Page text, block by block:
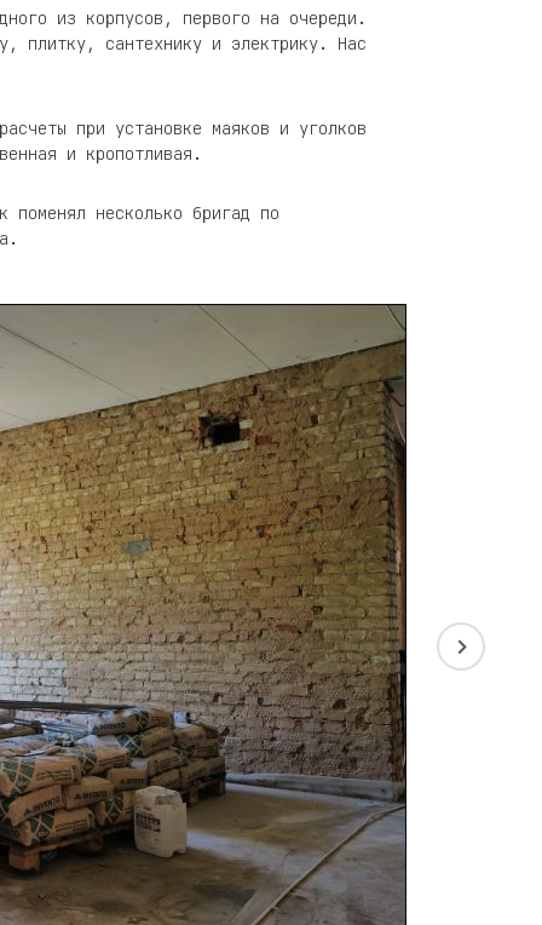
из корпусов, первого на очереди.
плитку, сантехнику и электрику. Нас
при установке маяков и уголков
и кропотливая.
несколько бригад по